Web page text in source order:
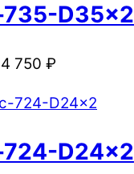
D35x2
750 ₽
D24x2